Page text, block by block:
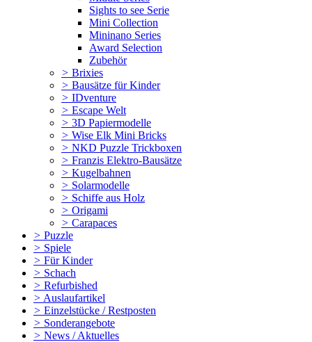
Sights to see Serie
Mini Collection
Mininano Series
Award Selection
Zubehör
> Brixies
> Bausätze für Kinder
> IDventure
> Escape Welt
> 3D Papiermodelle
> Wise Elk Mini Bricks
> NKD Puzzle Trickboxen
> Franzis Elektro-Bausätze
> Kugelbahnen
> Solarmodelle
> Schiffe aus Holz
> Origami
> Carapaces
> Puzzle
> Spiele
> Für Kinder
> Schach
> Refurbished
> Auslaufartikel
> Einzelstücke / Restposten
> Sonderangebote
> News / Aktuelles